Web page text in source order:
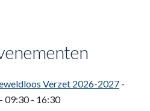
Verzet 2026-2027 -
09:30 - 16:30